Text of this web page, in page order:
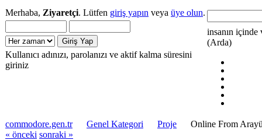
Merhaba, Ziyaretçi. Lütfen giriş yapın veya üye olun.
Kullanıcı adınızı, parolanızı ve aktif kalma süresini
giriniz
insanın içinde
(Arda)
commodore.gen.tr Genel Kategori Proje
Online From
« önceki sonraki »